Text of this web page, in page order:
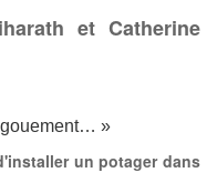
et Catherine
»
un potager dans